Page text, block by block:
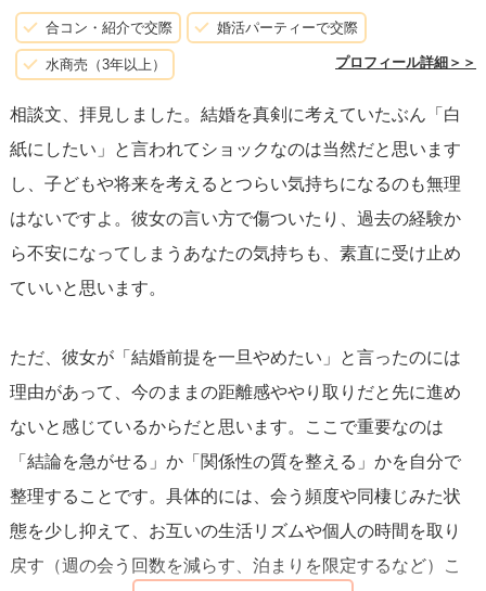
合コン・紹介で交際 婚活パーティーで交際
水商売（3年以上） プロフィール詳細＞＞
相談文、拝見しました。結婚を真剣に考えていたぶん「白
紙にしたい」と言われてショックなのは当然だと思います
し、子どもや将来を考えるとつらい気持ちになるのも無理
はないですよ。彼女の言い方で傷ついたり、過去の経験か
ら不安になってしまうあなたの気持ちも、素直に受け止め
ていいと思います。
ただ、彼女が「結婚前提を一旦やめたい」と言ったのには
理由があって、今のままの距離感ややり取りだと先に進め
ないと感じているからだと思います。ここで重要なのは
「結論を急がせる」か「関係性の質を整える」かを自分で
整理することです。具体的には、会う頻度や同棲じみた状
態を少し抑えて、お互いの生活リズムや個人の時間を取り
戻す（週の会う回数を減らす、泊まりを限定するなど）こ